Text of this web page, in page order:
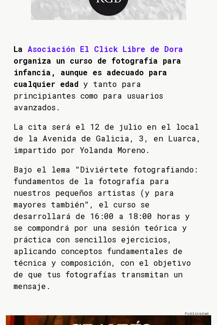
La Asociación El Click Libre de Dora
organiza un curso de fotografía para
infancia, aunque es adecuado para
cualquier edad y tanto para
principiantes como para usuarios
avanzados.
La cita será el 12 de julio en el local
de la Avenida de Galicia, 3, en Luarca,
impartido por Yolanda Moreno.
Bajo el lema "Diviértete fotografiando:
fundamentos de la fotografía para
nuestros pequeños artistas (y para
mayores también", el curso se
desarrollará de 16:00 a 18:00 horas y
se compondrá por una sesión teórica y
práctica con sencillos ejercicios,
aplicando conceptos fundamentales de
técnica y composición, con el objetivo
de que tus fotografías transmitan un
mensaje.